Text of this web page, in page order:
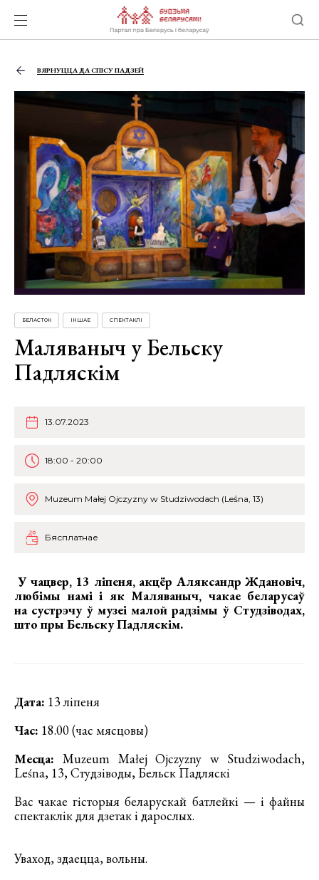
ВЯРНУЦЦА ДА СПІСУ ПАДЗЕЙ
БЕЛАСТОК ІНШАЕ СПЕКТАКЛІ
Маляваныч у Бельску
Падляскім
13.07.2023
18:00 - 20:00
Muzeum Małej Ojczyzny w Studziwodach (Leśnа, 13)
Бясплатнае
У чацвер, 13 ліпеня, акцёр Аляксандр Ждановіч,
любімы намі і як Маляваныч, чакае беларусаў
на сустрэчу ў музеі малой радзімы ў Студзіводах,
што пры Бельску Падляскім.
Дата: 13 ліпеня
Час: 18.00 (час мясцовы)
Месца: Muzeum Małej Ojczyzny w Studziwodach,
Leśnа, 13, Студзіводы, Бельск Падляскі
Вас чакае гісторыя беларускай батлейкі — і файны
спектаклік для дзетак і дарослых.
Уваход, здаецца, вольны.